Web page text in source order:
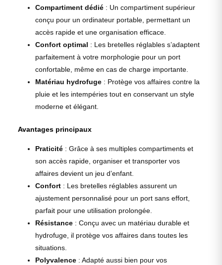
Compartiment dédié : Un compartiment supérieur
conçu pour un ordinateur portable, permettant un
accès rapide et une organisation efficace.
Confort optimal : Les bretelles réglables s’adaptent
parfaitement à votre morphologie pour un port
confortable, même en cas de charge importante.
Matériau hydrofuge : Protège vos affaires contre la
pluie et les intempéries tout en conservant un style
moderne et élégant.
Avantages principaux
Praticité : Grâce à ses multiples compartiments et
son accès rapide, organiser et transporter vos
affaires devient un jeu d’enfant.
Confort : Les bretelles réglables assurent un
ajustement personnalisé pour un port sans effort,
parfait pour une utilisation prolongée.
Résistance : Conçu avec un matériau durable et
hydrofuge, il protège vos affaires dans toutes les
situations.
Polyvalence : Adapté aussi bien pour vos